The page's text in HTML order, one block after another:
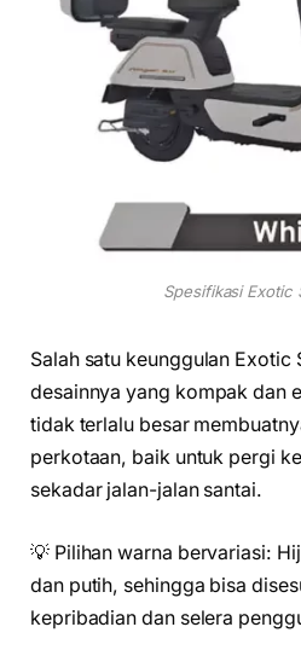
Spesifikasi Exotic
Salah satu keunggulan Exotic
desainnya yang kompak dan
tidak terlalu besar
perkotaan, baik untuk pergi
sekadar jalan-jalan santai.
💡 Pilihan warna bervariasi:
dan putih, sehingga bisa
kepribadian dan selera